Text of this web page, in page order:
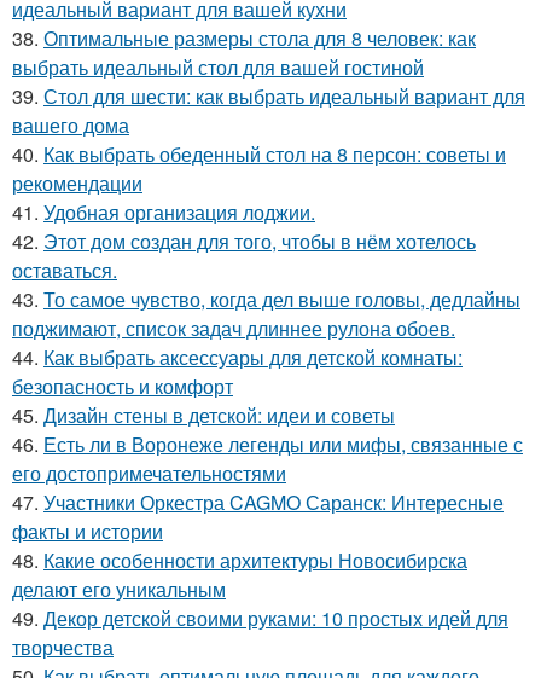
идеальный вариант для вашей кухни
38. Оптимальные размеры стола для 8 человек: как
выбрать идеальный стол для вашей гостиной
39. Стол для шести: как выбрать идеальный вариант для
вашего дома
40. Как выбрать обеденный стол на 8 персон: советы и
рекомендации
41. Удобная организация лоджии.
42. Этот дом создан для того, чтобы в нём хотелось
оставаться.
43. То самое чувство, когда дел выше головы, дедлайны
поджимают, список задач длиннее рулона обоев.
44. Как выбрать аксессуары для детской комнаты:
безопасность и комфорт
45. Дизайн стены в детской: идеи и советы
46. Есть ли в Воронеже легенды или мифы, связанные с
его достопримечательностями
47. Участники Оркестра CAGMO Саранск: Интересные
факты и истории
48. Какие особенности архитектуры Новосибирска
делают его уникальным
49. Декор детской своими руками: 10 простых идей для
творчества